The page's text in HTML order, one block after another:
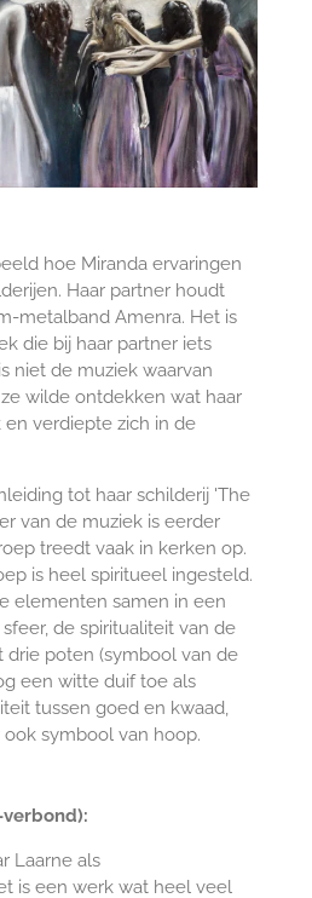
hoe Miranda ervaringen
Haar partner houdt
metalband Amenra. Het is
die bij haar partner iets
niet de muziek waarvan
wilde ontdekken wat haar
en verdiepte zich in de
tot haar schilderij 'The
van de muziek is eerder
treedt vaak in kerken op.
is heel spiritueel ingesteld.
elementen samen in een
de spiritualiteit van de
drie poten (symbool van de
een witte duif toe als
tussen goed en kwaad,
symbool van hoop.
Laarne als
is een werk wat heel veel